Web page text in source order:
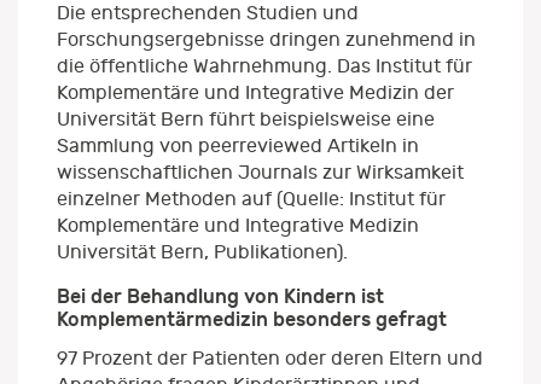
Die entsprechenden Studien und
Forschungsergebnisse dringen zunehmend in
die öffentliche Wahrnehmung. Das Institut für
Komplementäre und Integrative Medizin der
Universität Bern führt beispielsweise eine
Sammlung von peerreviewed Artikeln in
wissenschaftlichen Journals zur Wirksamkeit
einzelner Methoden auf (Quelle: Institut für
Komplementäre und Integrative Medizin
Universität Bern, Publikationen).
Bei der Behandlung von Kindern ist
Komplementärmedizin besonders gefragt
97 Prozent der Patienten oder deren Eltern und